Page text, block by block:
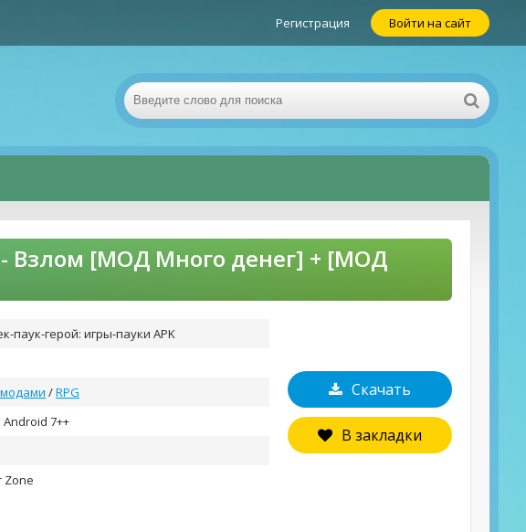
Регистрация Войти на сайт
- Взлом [МОД Много денег] + [МОД
Скачать
В закладки
паук-герой: игры-пауки APK
/RPG
Android 7++
Zone